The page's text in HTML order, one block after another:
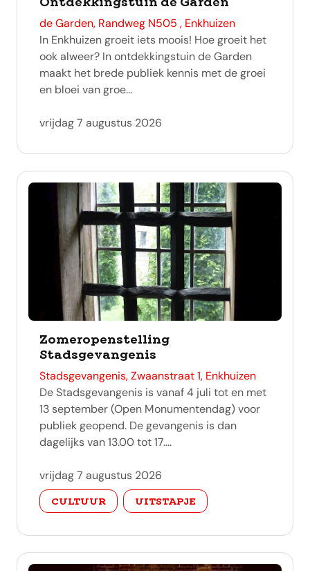
adres
de Garden, Randweg N505 , Enkhuizen
In Enkhuizen groeit iets moois! Hoe groeit het
ook alweer? In ontdekkingstuin de Garden
maakt het brede publiek kennis met de groei
en bloei van groe...
vrijdag 7 augustus 2026
Zomeropenstelling
Stadsgevangenis
adres
Stadsgevangenis, Zwaanstraat 1, Enkhuizen
De Stadsgevangenis is vanaf 4 juli tot en met
13 september (Open Monumentendag) voor
publiek geopend. De gevangenis is dan
dagelijks van 13.00 tot 17....
vrijdag 7 augustus 2026
categorie
CULTUUR UITSTAPJE